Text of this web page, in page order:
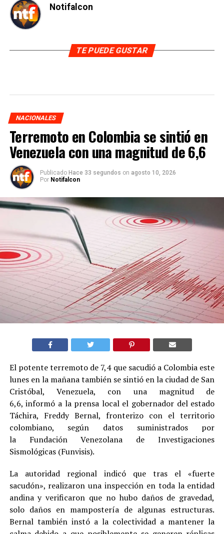
Notifalcon
TE PUEDE GUSTAR
NACIONALES
Terremoto en Colombia se sintió en
Venezuela con una magnitud de 6,6
Publicado Hace 33 segundos on agosto 10, 2026
Por Notifalcon
El potente terremoto de 7,4 que sacudió a Colombia este
lunes en la mañana también se sintió en la ciudad de San
Cristóbal, Venezuela, con una magnitud de
6,6, informó a la prensa local el gobernador del estado
Táchira, Freddy Bernal, fronterizo con el territorio
colombiano, según datos suministrados por
la Fundación Venezolana de Investigaciones
Sismológicas (Funvisis).
La autoridad regional indicó que tras el «fuerte
sacudón», realizaron una inspección en toda la entidad
andina y verificaron que no hubo daños de gravedad,
solo daños en mampostería de algunas estructuras.
Bernal también instó a la colectividad a mantener la